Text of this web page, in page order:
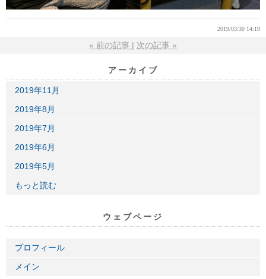
2019/03/30 14:19
« 前の記事 次の記事 »
アーカイブ
2019年11月
2019年8月
2019年7月
2019年6月
2019年5月
もっと読む
ウェブページ
プロフィール
メイン